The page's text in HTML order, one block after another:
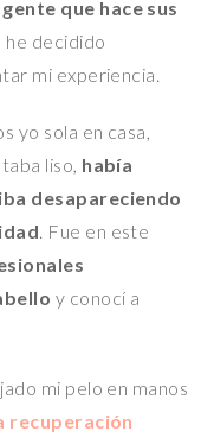
que hace sus
decidido
mi experiencia.
yo sola en casa,
liso, había
desapareciendo
. Fue en este
y conocí a
mi pelo en manos
recuperación